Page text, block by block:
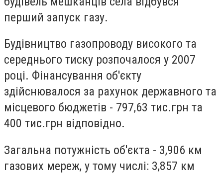
перший запуск газу.
Будівництво газопроводу високого та
середнього тиску розпочалося у 2007
році. Фінансування об'єкту
здійснювалося за рахунок державного та
місцевого бюджетів - 797,63 тис.грн та
400 тис.грн відповідно.
Загальна потужність об'єкта - 3,906 км
газових мереж, у тому числі: 3,857 км